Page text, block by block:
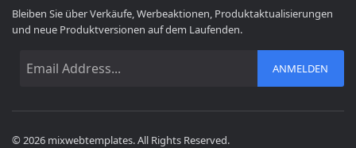
Bleiben Sie über Verkäufe, Werbeaktionen, Produktaktualisierungen
und neue Produktversionen auf dem Laufenden.
ANMELDEN
© 2026 mixwebtemplates. All Rights Reserved.